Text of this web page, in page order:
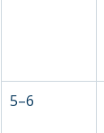
5–6